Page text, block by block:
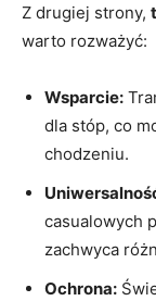
Z drugiej strony,
warto rozważyć:
Wsparcie:
‍dla stóp, co
chodzeniu.
casualowych
zachwyca
Ochrona: